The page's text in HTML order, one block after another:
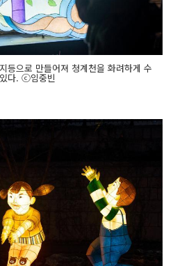
등으로 만들어져 청계천을 화려하게 수
다. ⓒ임중빈